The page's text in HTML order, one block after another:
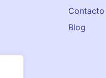
Contacto
Blog